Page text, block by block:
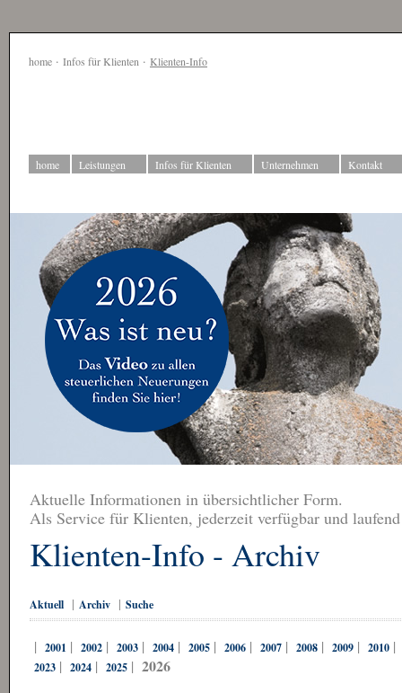
home · Infos für Klienten · Klienten-Info
home Leistungen Infos für Klienten Unternehmen Kontakt
Aktuelle Informationen in übersichtlicher Form.
Als Service für Klienten, jederzeit verfügbar und
Klienten-Info - Archiv
Aktuell | Archiv | Suche
| 2001 | 2002 | 2003 | 2004 | 2005 | 2006 | 2007 | 2008 | 2009 | 2010
2023 | 2024 | 2025 | 2026